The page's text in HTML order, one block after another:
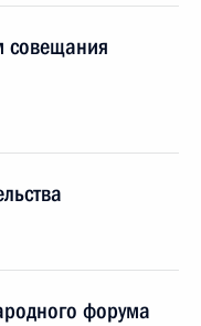
совещания
форума